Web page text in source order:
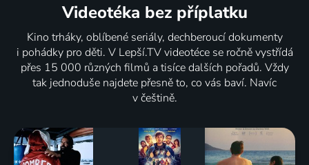
Videotéka bez příplatku
Kino trháky, oblíbené seriály, dechberoucí dokumenty
i pohádky pro děti. V Lepší.TV videotéce se ročně vystřídá
přes 15 000 různých filmů a tisíce dalších pořadů. Vždy
tak jednoduše najdete přesně to, co vás baví. Navíc
v češtině.